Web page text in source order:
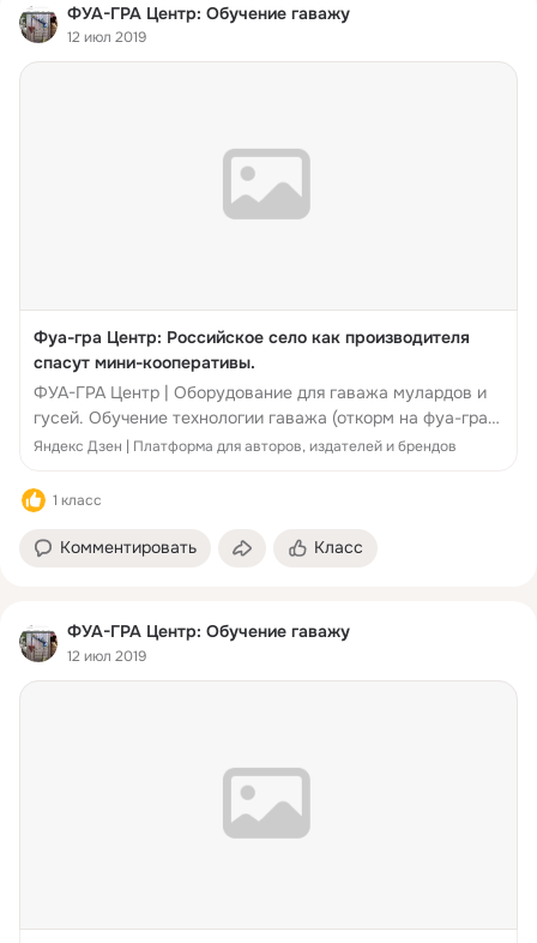
ФУА-ГРА Центр: Обучение гаважу
12 июл 2019
Фуа-гра Центр: Российское село как производителя
спасут мини-кооперативы.
ФУА-ГРА Центр | Оборудование для гаважа мулардов и
гусей. Обучение технологии гаважа (откорм на фуа-гра).
www.foiegras-centr.com/ Схема довольно простая. Один
Яндекс Дзен | Платформа для авторов, издателей и брендов
1 класс
Комментировать Класс
ФУА-ГРА Центр: Обучение гаважу
12 июл 2019